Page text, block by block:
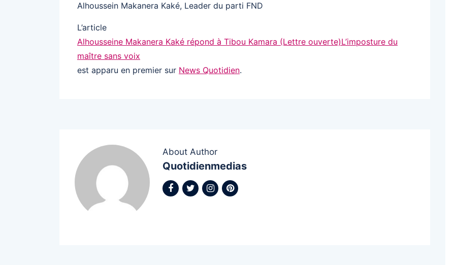
Alhoussein Makanera Kaké, Leader du parti FND
L’article
Alhousseine Makanera Kaké répond à Tibou Kamara (Lettre ouverte)L’imposture du
maître sans voix
est apparu en premier sur News Quotidien.
About Author
Quotidienmedias